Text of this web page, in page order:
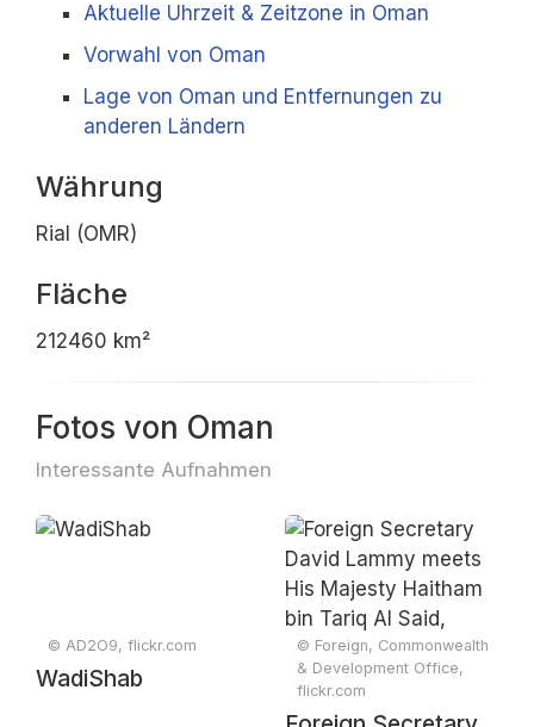
Aktuelle Uhrzeit & Zeitzone in Oman
Vorwahl von Oman
Lage von Oman und Entfernungen zu
anderen Ländern
Währung
Rial (OMR)
Fläche
212460 km²
Fotos von Oman
Interessante Aufnahmen
© AD2O9, flickr.com
WadiShab
© Foreign, Commonwealth
& Development Office,
flickr.com